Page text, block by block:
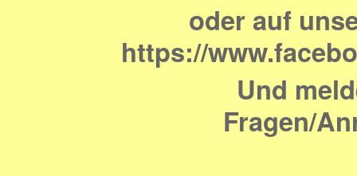
oder auf
https://
Und
Fragen/